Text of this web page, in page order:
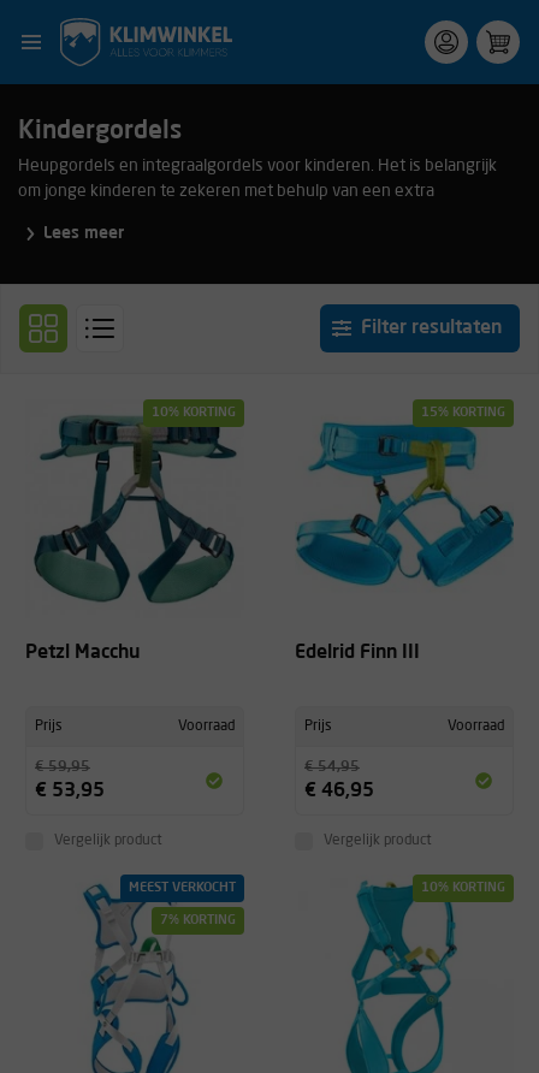
Kindergordels
Heupgordels en integraalgordels voor kinderen. Het is belangrijk
om jonge kinderen te zekeren met behulp van een extra
ontwikkeld is als bij een volwassene. Ook zijn de heupen vaak nog
Lees meer
Filter resultaten
10% KORTING
Petzl Macchu
Prijs Voorraad
€ 59,95
€ 53,95
Vergelijk product
15% KORTING
Edelrid Finn III
Prijs Voorraad
€ 54,95
€ 46,95
Vergelijk product
MEEST VERKOCHT
7% KORTING
10% KORTING